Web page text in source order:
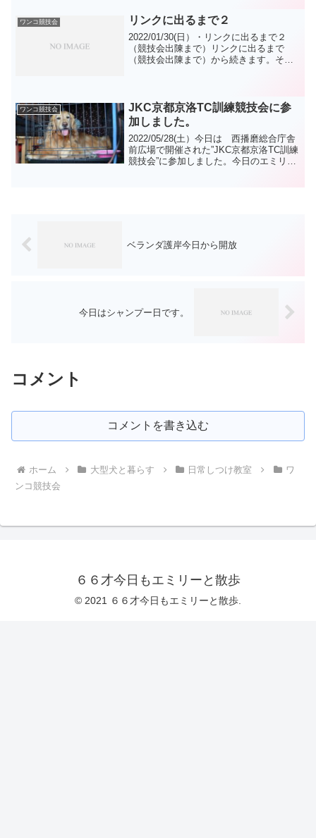
す。今朝は、...
ワンコ競技会 リンクに出るまで２
2022/01/30(日）・リンクに出るまで２
（競技会出陳まで）リンクに出るまで
（競技会出陳まで）から続きます。そし
てからも 軽いフ...
ワンコ競技会
JKC京都京洛TC訓練競技会に参
加しました。
2022/05/28(土）今日は 西播磨総合庁舎
前広場で開催された”JKC京都京洛TC訓練
競技会”に参加しました。今日のエミリー
ベランダ護岸今日から開放
今日はシャンプー日です。
コメント
コメントを書き込む
ホーム 大型犬と暮らす 日常しつけ教室
ワ
ンコ競技会
６６才今日もエミリーと散歩
© 2021 ６６才今日もエミリーと散歩.